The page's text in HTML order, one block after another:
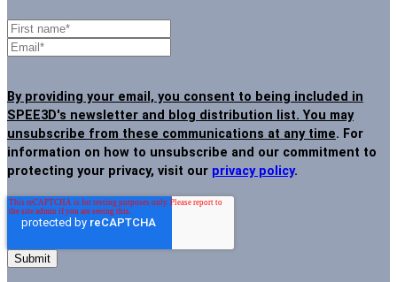
By providing your email, you consent to being included in
SPEE3D's newsletter and blog distribution list. You may
unsubscribe from these communications at any time. For
information on how to unsubscribe and our commitment to
protecting your privacy, visit our privacy policy.